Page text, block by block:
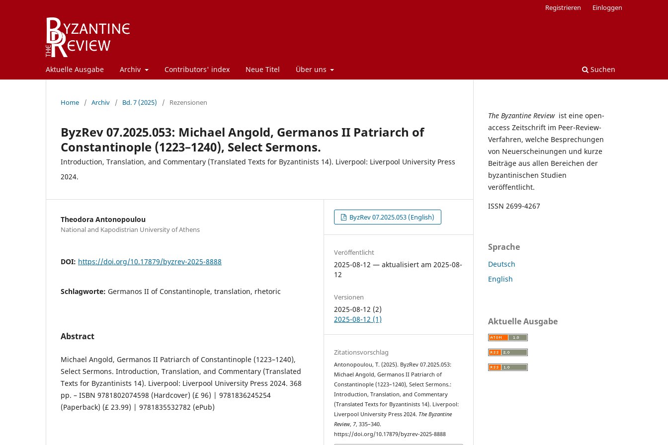
Aktuelle Ausgabe Archiv Contributors' index Neue Titel Über uns Suchen
Registrieren Einloggen
Home / Archiv / Bd. 7 (2025) / Rezensionen
ByzRev 07.2025.053: Michael Angold, Germanos II Patriarch of
Constantinople (1223–1240), Select Sermons.
Introduction, Translation, and Commentary (Translated Texts for Byzantinists 14). Liverpool: Liverpool University Press
2024.
Theodora Antonopoulou
National and Kapodistrian University of Athens
DOI: https://doi.org/10.17879/byzrev-2025-8888
Schlagworte: Germanos II of Constantinople, translation, rhetoric
Abstract
Michael Angold, Germanos II Patriarch of Constantinople (1223–1240),
Select Sermons. Introduction, Translation, and Commentary (Translated
Texts for Byzantinists 14). Liverpool: Liverpool University Press 2024. 368
pp. – ISBN 9781802074598 (Hardcover) (£ 96) | 9781836245254
(Paperback) (£ 23.99) | 9781835532782 (ePub)
ByzRev 07.2025.053 (English)
Veröffentlicht
2025-08-12 — aktualisiert am 2025-08-
12
Versionen
2025-08-12 (2)
2025-08-12 (1)
Zitationsvorschlag
Antonopoulou, T. (2025). ByzRev 07.2025.053:
Michael Angold, Germanos II Patriarch of
Constantinople (1223–1240), Select Sermons.:
Introduction, Translation, and Commentary
(Translated Texts for Byzantinists 14). Liverpool:
Liverpool University Press 2024. The Byzantine
Review, 7, 335–340.
https://doi.org/10.17879/byzrev-2025-8888
The Byzantine Reviewist eine open-
access Zeitschrift im Peer-Review-
Verfahren, welche Besprechungen
von Neuerscheinungen und kurze
Beiträge aus allen Bereichen der
byzantinischen Studien
veröffentlicht.
ISSN 2699-4267
Sprache
Deutsch
English
Aktuelle Ausgabe